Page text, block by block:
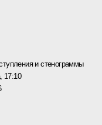
и стенограммы
17:10